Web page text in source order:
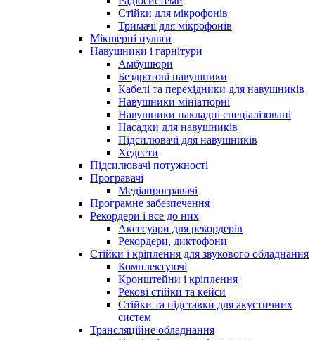
Стійки для мікрофонів
Тримачі для мікрофонів
Мікшерні пульти
Навушники і гарнітури
Амбушюри
Бездротові навушники
Кабелі та перехідники для навушників
Навушники мініатюрні
Навушники накладні спеціалізовані
Насадки для навушників
Підсилювачі для навушників
Хедсети
Підсилювачі потужності
Програвачі
Медіапрогравачі
Програмне забезпечення
Рекордери і все до них
Аксесуари для рекордерів
Рекордери, диктофони
Стійки і кріплення для звукового обладнання
Комплектуючі
Кронштейни і кріплення
Рекові стійки та кейси
Стійки та підставки для акустичних
систем
Трансляційне обладнання